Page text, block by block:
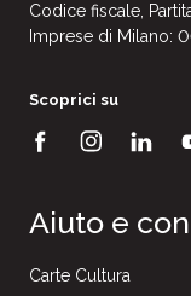
Codice fiscale,
Imprese di Milano:
Scoprici su
Aiuto e
Carte Cultura